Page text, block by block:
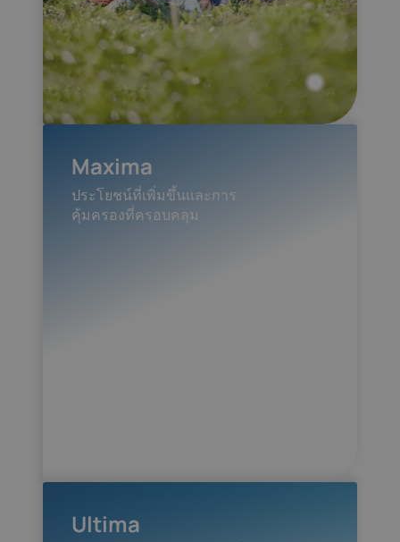
Maxima
ประโยชน์ที่เพิ่มขึ้นและการ
คุ้มครองที่ครอบคลุม
Ultima